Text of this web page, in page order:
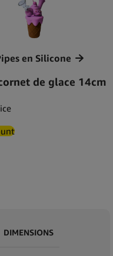
en Silicone
de glace 14cm
DIMENSIONS